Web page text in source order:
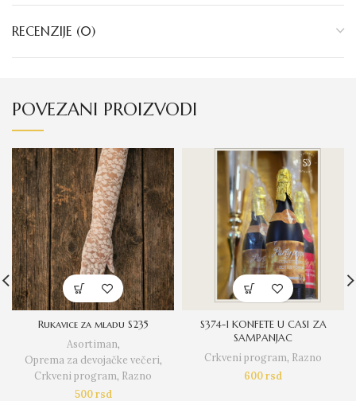
RECENZIJE (0)
POVEZANI PROIZVODI
Rukavice za mladu S235
Asortiman,
Oprema za devojačke večeri,
Crkveni program, Razno
500rsd
S374-1 KONFETE U CASI ZA
SAMPANJAC
Crkveni program, Razno
600rsd